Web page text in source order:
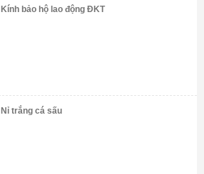
Kính bảo hộ lao động ĐKT
Nỉ trắng cá sấu